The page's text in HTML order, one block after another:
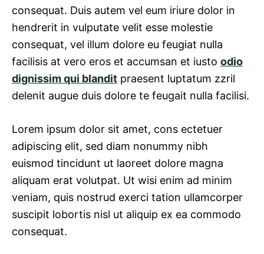
consequat. Duis autem vel eum iriure dolor in
hendrerit in vulputate velit esse molestie
consequat, vel illum dolore eu feugiat nulla
facilisis at vero eros et accumsan et iusto odio
dignissim qui blandit praesent luptatum zzril
delenit augue duis dolore te feugait nulla facilisi.
Lorem ipsum dolor sit amet, cons ectetuer
adipiscing elit, sed diam nonummy nibh
euismod tincidunt ut laoreet dolore magna
aliquam erat volutpat. Ut wisi enim ad minim
veniam, quis nostrud exerci tation ullamcorper
suscipit lobortis nisl ut aliquip ex ea commodo
consequat.